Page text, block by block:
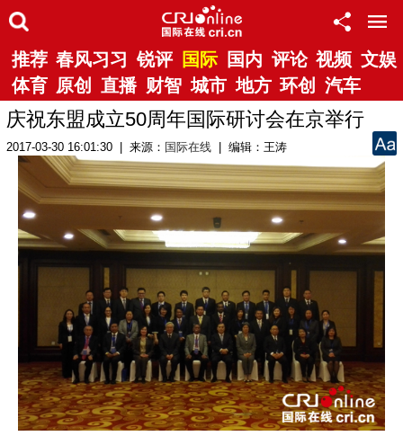
推荐 春风习习 锐评 国际 国内 评论 视频 文娱
体育 原创 直播 财智 城市 地方 环创 汽车
庆祝东盟成立50周年国际研讨会在京举行
2017-03-30 16:01:30 | 来源： 国际在线 | 编辑：王涛